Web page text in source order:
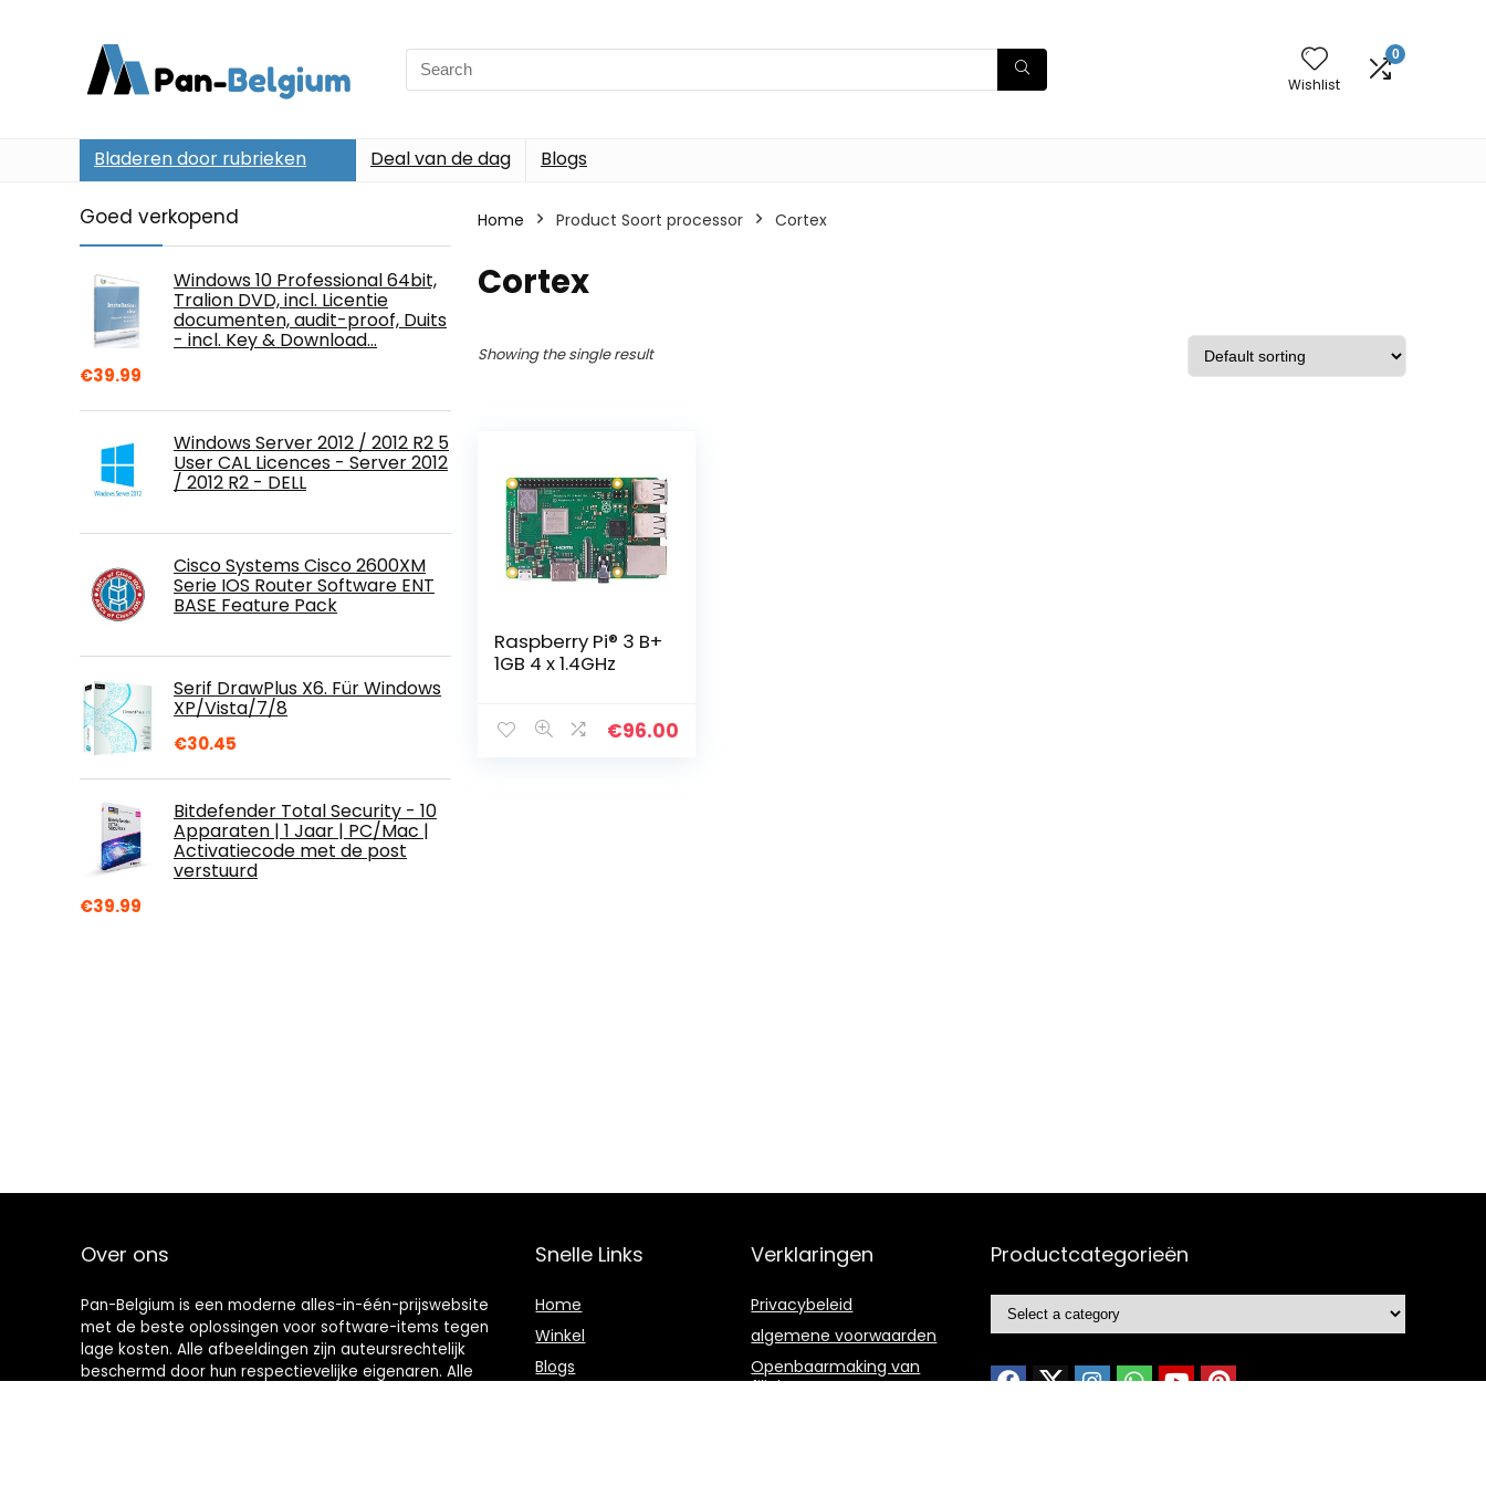
Search
for:
Wishlist
0
Bladeren door rubrieken Deal van de dag Blogs
Goed verkopend
Windows 10 Professional 64bit,
Tralion DVD, incl. Licentie
documenten, audit-proof, Duits
- incl. Key & Download…
€39.99
Windows Server 2012 / 2012 R2 5
User CAL Licences - Server 2012
/ 2012 R2 - DELL
Cisco Systems Cisco 2600XM
Serie IOS Router Software ENT
BASE Feature Pack
Serif DrawPlus X6. Für Windows
XP/Vista/7/8
€30.45
Bitdefender Total Security - 10
Apparaten | 1 Jaar | PC/Mac |
Activatiecode met de post
verstuurd
€39.99
Home Product Soort processor Cortex
Cortex
Showing the single result
Raspberry Pi® 3 B+
1GB 4 x 1.4GHz
€96.00
Over ons
Pan-Belgium is een moderne alles-in-één-prijswebsite
met de beste oplossingen voor software-items tegen
lage kosten. Alle afbeeldingen zijn auteursrechtelijk
beschermd door hun respectievelijke eigenaren. Alle
Snelle Links
Home
Winkel
Blogs
Verklaringen
Privacybeleid
algemene voorwaarden
Openbaarmaking van
filialen
Productcategorieën